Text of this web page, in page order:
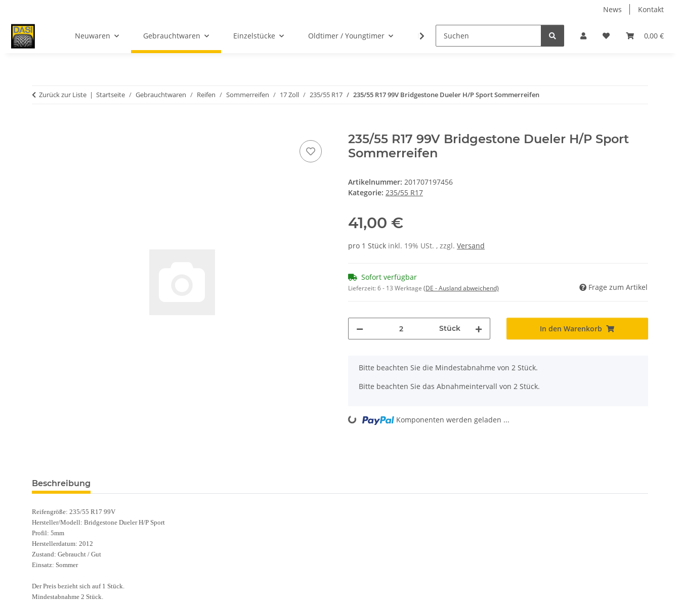
News Kontakt
0,00 €
Neuwaren Gebrauchtwaren Einzelstücke Oldtimer / Youngtimer Nabenabdeckungen % Restposten % Zentrierringe
Zurück zur Liste Startseite Gebrauchtwaren Reifen Sommerreifen 17 Zoll 235/55 R17 235/55 R17 99V Bridgestone Dueler H/P Sport Sommerreifen
235/55 R17 99V Bridgestone Dueler H/P Sport
Sommerreifen
Artikelnummer: 201707197456
Kategorie: 235/55 R17
41,00 €
pro 1 Stück inkl. 19% USt. , zzgl. Versand
Sofort verfügbar
Lieferzeit:6 - 13 Werktage (DE - Ausland abweichend) Frage zum Artikel
Stück In den Warenkorb
x
Bitte beachten Sie die Mindestabnahme von 2 Stück.
Bitte beachten Sie das Abnahmeintervall von 2 Stück.
Loading... Komponenten werden geladen ...
Beschreibung
Reifengröße: 235/55 R17 99V
Hersteller/Modell: Bridgestone Dueler H/P Sport
Profil: 5mm
Herstellerdatum: 2012
Zustand: Gebraucht / Gut
Einsatz: Sommer
Der Preis bezieht sich auf 1 Stück.
Mindestabnahme 2 Stück.